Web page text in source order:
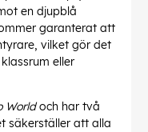
en djupblå
garanterat att
vilket gör det
eller
Worldoch har två
säkerställer att alla